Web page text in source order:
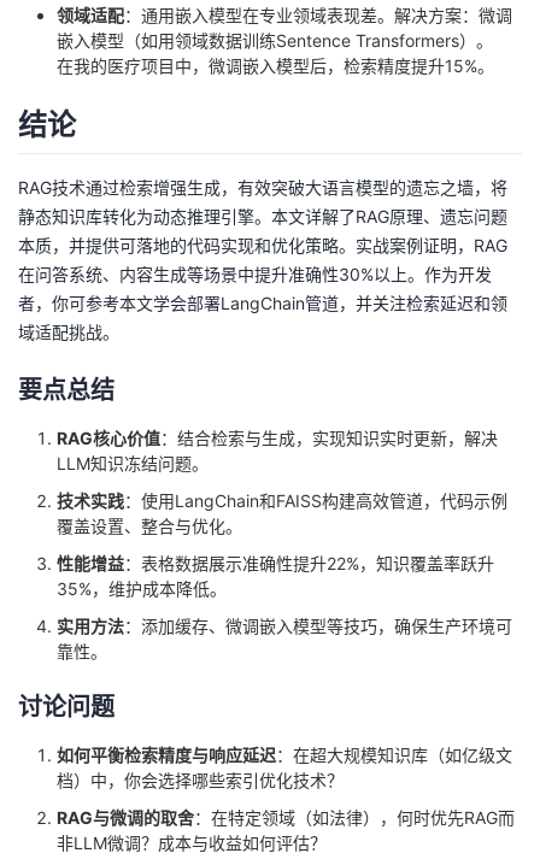
领域适配：通用嵌入模型在专业领域表现差。解决方案：微调
嵌入模型（如用领域数据训练Sentence Transformers）。
在我的医疗项目中，微调嵌入模型后，检索精度提升15%。
结论
RAG技术通过检索增强生成，有效突破大语言模型的遗忘之墙，将
静态知识库转化为动态推理引擎。本文详解了RAG原理、遗忘问题
本质，并提供可落地的代码实现和优化策略。实战案例证明，RAG
在问答系统、内容生成等场景中提升准确性30%以上。作为开发
者，你可参考本文学会部署LangChain管道，并关注检索延迟和领
域适配挑战。
要点总结
RAG核心价值：结合检索与生成，实现知识实时更新，解决
LLM知识冻结问题。
技术实践：使用LangChain和FAISS构建高效管道，代码示例
覆盖设置、整合与优化。
性能增益：表格数据展示准确性提升22%，知识覆盖率跃升
35%，维护成本降低。
实用方法：添加缓存、微调嵌入模型等技巧，确保生产环境可
靠性。
讨论问题
如何平衡检索精度与响应延迟：在超大规模知识库（如亿级文
档）中，你会选择哪些索引优化技术？
RAG与微调的取舍：在特定领域（如法律），何时优先RAG而
非LLM微调？成本与收益如何评估？